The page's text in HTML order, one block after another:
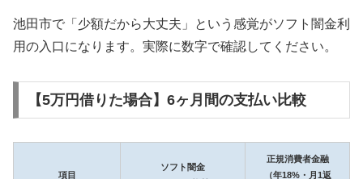
池田市で「少額だから大丈夫」という感覚がソフト闇金利
用の入口になります。実際に数字で確認してください。
【5万円借りた場合】6ヶ月間の支払い比較
項目
ソフト闇金
正規消費者金融
（年18%・月1返